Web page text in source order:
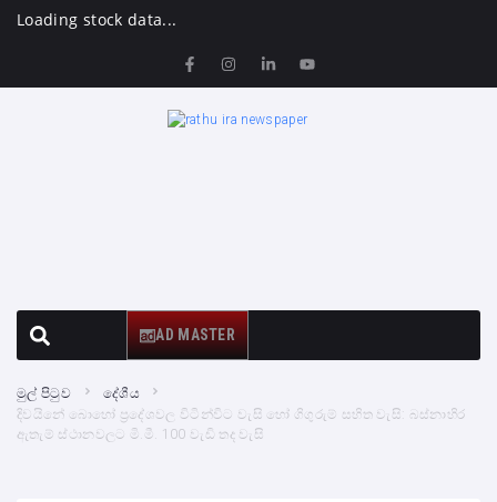
Loading stock data...
AD MASTER
මුල් පිටුව
දේශීය
දිවයිනේ බොහෝ ප්‍රදේශවල විටින්විට වැසි හෝ ගිගුරුම් සහිත වැසි: බස්නාහිර
ඇතැම් ස්ථානවලට මි.මී. 100 වැඩි තද වැසි